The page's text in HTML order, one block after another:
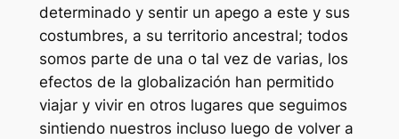
determinado y sentir un apego a este y sus
costumbres, a su territorio ancestral; todos
somos parte de una o tal vez de varias, los
efectos de la globalización han permitido
viajar y vivir en otros lugares que seguimos
sintiendo nuestros incluso luego de volver a